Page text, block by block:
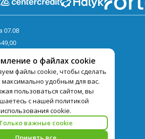
о файлах cookie
файлы cookie, чтобы сделать
удобным для вас.
пользоваться сайтом, вы
с нашей политикой
использования cookie.
важные cookie
07.08